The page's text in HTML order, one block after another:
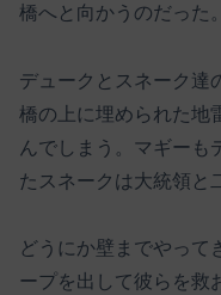
橋へと向かうのだった。
デュークとスネーク達
橋の上に埋められた地
んでしまう。マギーも
たスネークは大統領と
どうにか壁までやって
ープを出して彼らを救